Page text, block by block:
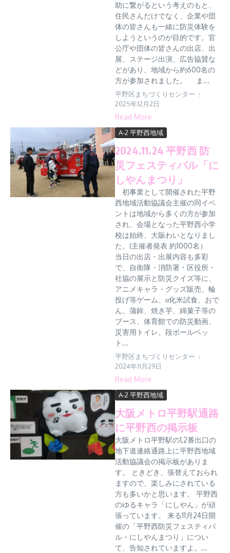
助に繋がるという考えのもと、
住民さんだけでなく、企業や団
体の皆さんも一緒に防災体験を
しようというのが目的です。官
公庁や団体の皆さんの出店、出
展、ステージ出演、広告協賛な
どがあり、地域から約600名の
方が参加されました。 ま...
平野区まちづくりセンター
2025年12月2日
Read More
A-2 平野西地域
2024.11.24 平野西 防
災フェスティバル「に
しやんまつり」
初事業として開催された平野
西地域活動協議会主催の同イベ
ントは地域から多くの方が参加
され、会場となった平野西小学
校は始終、大賑わいとなりまし
た。(主催者発表 約1000名）
当日の出店・出展内容も多彩
で、自衛隊・消防署・区役所・
社協の展示と防災クイズ等に、
アニメキャラ・グッズ販売、輪
投げ等ゲーム、α化米試食、おで
ん、蒲鉾、焼き芋、綿菓子等の
ブース、体育館での防災動画、
災害用トイレ、段ボールベッ
ト...
平野区まちづくりセンター
2024年11月29日
Read More
A-2 平野西地域
大阪メトロ平野駅通路
に平野西の掲示板
大阪メトロ平野駅の1,2番出口の
地下道連絡通路上に平野西地域
活動協議会の掲示板がありま
す。 ときどき、張替えておられ
ますので、楽しみにされている
方も多いかと思います。 平野西
のゆるキャラ「にしやん」が頑
張っています。 来る11月24日開
催の「平野西防災フェスティバ
ル・にしやんまつり」につい
て、告知されていますよ。...